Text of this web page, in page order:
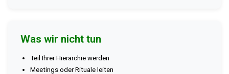
Was wir nicht tun
Teil Ihrer Hierarchie werden
Meetings oder Rituale leiten